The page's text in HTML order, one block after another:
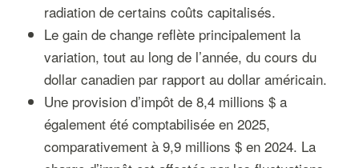
radiation de certains coûts capitalisés.
Le gain de change reflète principalement la
variation, tout au long de l’année, du cours du
dollar canadien par rapport au dollar américain.
Une provision d’impôt de 8,4 millions $ a
également été comptabilisée en 2025,
comparativement à 9,9 millions $ en 2024. La